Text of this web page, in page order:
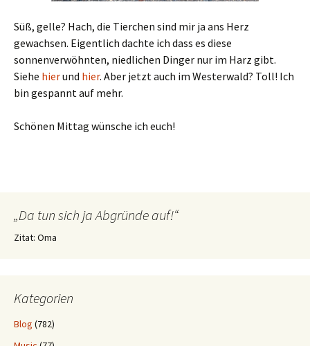
Süß, gelle? Hach, die Tierchen sind mir ja ans Herz
gewachsen. Eigentlich dachte ich dass es diese
sonnenverwöhnten, niedlichen Dinger nur im Harz gibt.
Siehe hierund hier. Aber jetzt auch im Westerwald? Toll! Ich
bin gespannt auf mehr.
Schönen Mittag wünsche ich euch!
„Da tun sich ja Abgründe auf!“
Zitat: Oma
Kategorien
Blog (782)